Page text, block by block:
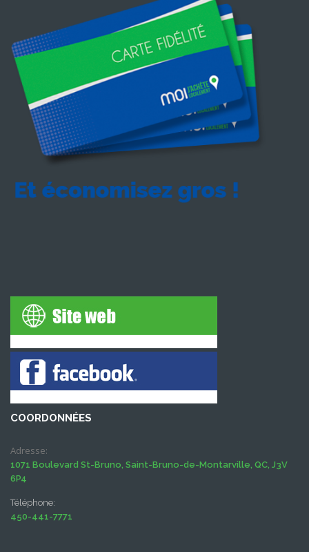
COORDONNÉES
Adresse:
1071 Boulevard St-Bruno, Saint-Bruno-de-Montarville, QC, J3V
6P4
Téléphone:
450-441-7771